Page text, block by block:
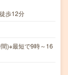
歩12分
)※最短で9時～16